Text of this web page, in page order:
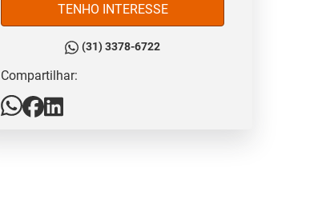
TENHO INTERESSE
(31) 3378-6722
Compartilhar: